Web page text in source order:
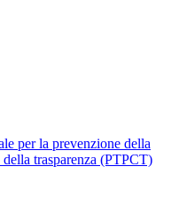
per la prevenzione della
trasparenza (PTPCT)